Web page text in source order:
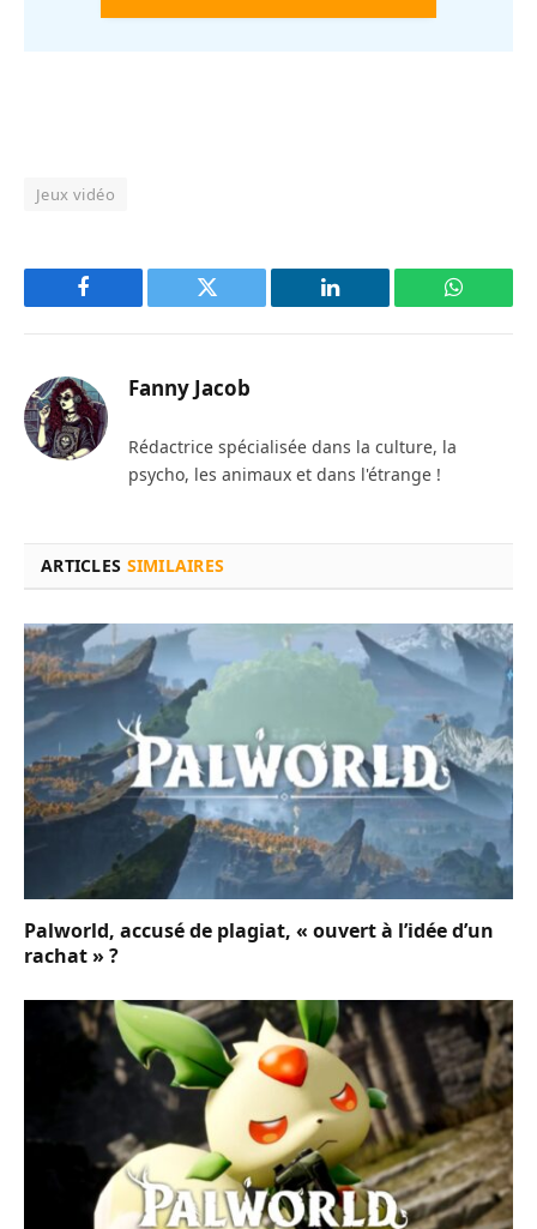
Jeux vidéo
Facebook Twitter LinkedIn
Fanny Jacob
Rédactrice spécialisée dans la culture, la
psycho, les animaux et dans l'étrange !
ARTICLES SIMILAIRES
Palworld, accusé de plagiat, « ouvert à l’idée d’un
rachat » ?